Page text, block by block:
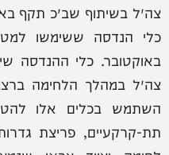
באוקטובר. כלי ההנדסה
צה״ל במהלך הלחימה
השתמש בכלים אלו
תת-קרקעיים, פריצת